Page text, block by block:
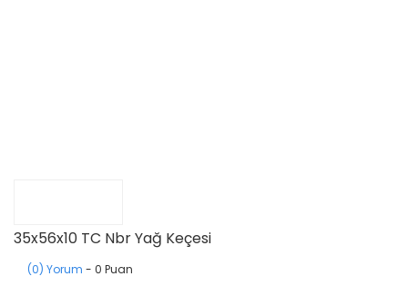
35x56x10 TC Nbr Yağ Keçesi
(0) Yorum - 0 Puan